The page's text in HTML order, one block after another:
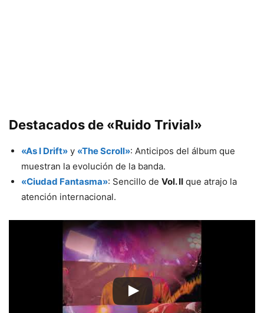
Destacados de «Ruido Trivial»
«As I Drift» y «The Scroll»: Anticipos del álbum que
muestran la evolución de la banda.
«Ciudad Fantasma»: Sencillo de Vol. II que atrajo la
atención internacional.